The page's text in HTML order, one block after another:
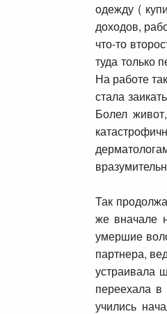
одежду (
доходов,
что-то
туда только
На работе
стала
Болел
Так
же вначале
умершие
партнера,
устраивала
переехала
учились